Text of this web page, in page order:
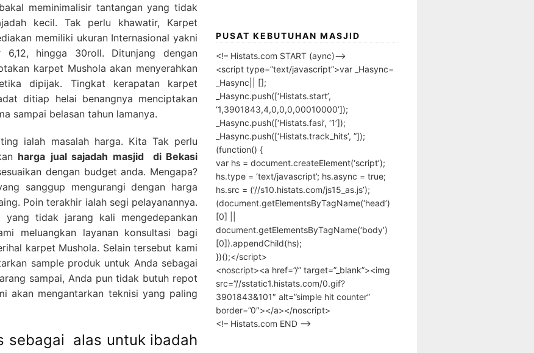
meminimalisir tantangan yang tidak
kecil. Tak perlu khawatir, Karpet
memiliki ukuran Internasional yakni
hingga 30roll. Ditunjang dengan
karpet Mushola akan menyerahkan
dipijak. Tingkat kerapatan karpet
ditiap helai benangnya menciptakan
sampai belasan tahun lamanya.
ialah masalah harga. Kita Tak perlu
harga jual sajadah masjid
di Bekasi
dengan budget anda. Mengapa?
sanggup mengurangi dengan harga
Poin terakhir ialah segi pelayanannya.
yang tidak jarang kali mengedepankan
meluangkan layanan konsultasi bagi
karpet Mushola. Selain tersebut kami
sample produk untuk Anda sebagai
sampai, Anda pun tidak butuh repot
akan mengantarkan teknisi yang paling
sebagai alas untuk ibadah
PUSAT KEBUTUHAN MASJID
<!– Histats.com START (aync)–>
<script type=”text/javascript”>var _Hasync=
_Hasync|| [];
_Hasync.push([‘Histats.start’,
‘1,3901843,4,0,0,0,00010000’]);
_Hasync.push([‘Histats.fasi’, ‘1’]);
_Hasync.push([‘Histats.track_hits’, ”]);
(function() {
var hs = document.createElement(‘script’);
hs.type = ‘text/javascript’; hs.async = true;
hs.src = (‘//s10.histats.com/js15_as.js’);
(document.getElementsByTagName(‘head’)
[0] ||
document.getElementsByTagName(‘body’)
[0]).appendChild(hs);
})();</script>
<noscript><a href=”/” target=”_blank”><img
src=”//sstatic1.histats.com/0.gif?
3901843&101″ alt=”simple hit counter”
border=”0″></a></noscript>
<!– Histats.com END –>